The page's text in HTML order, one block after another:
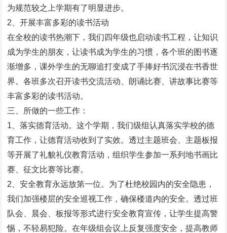
为规范较之上学期有了明显进步。
2、开展丰富多彩的读书活动
在全校的读书热潮下，我们四年级也启动读书工程，让知识
成为学生的朋友，让读书成为学生的习惯，各个班的图书逐
渐增多，课外学生的无聊追打变成了手捧好书沉浸在书香世
界。各班多次召开读书交流活动、朗诵比赛、讲故事比赛等
丰富多彩的读书活动。
三、所做的一些工作：
1、落实德育活动。这个学期，我们级组认真落实学校的德
育工作，让德育活动收到了实效。透过主题班会、主题板报
等开展了礼貌礼仪教育活动，组织学生参加一系列地书画比
赛、征文比赛等比赛。
2、安全教育永远放第一位。为了杜绝校园内的安全隐患，
我们加强楼层的安全巡视工作，确保楼道内的安全。透过班
队会、晨会、板报等形式进行安全教育宣传，让学生提高警
惕，不轻易犯险。在年级组会议上反复强度安全，提高教师